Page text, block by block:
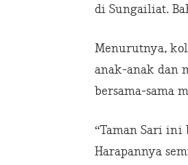
di Sungailiat.
Menurutnya,
anak-anak dan
bersama-sama
“Taman Sari
Harapannya